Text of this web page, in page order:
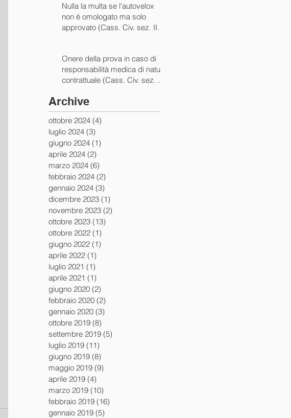
Nulla la multa se l'autovelox
non è omologato ma solo
approvato (Cass. Civ. sez. II
Onere della prova in caso di
responsabilità medica di natura
contrattuale (Cass. Civ. sez. III
Archive
ottobre 2024 (4)
luglio 2024 (3)
giugno 2024 (1)
aprile 2024 (2)
marzo 2024 (6)
febbraio 2024 (2)
gennaio 2024 (3)
dicembre 2023 (1)
novembre 2023 (2)
ottobre 2023 (13)
ottobre 2022 (1)
giugno 2022 (1)
aprile 2022 (1)
luglio 2021 (1)
aprile 2021 (1)
giugno 2020 (2)
febbraio 2020 (2)
gennaio 2020 (3)
ottobre 2019 (8)
settembre 2019 (5)
luglio 2019 (11)
giugno 2019 (8)
maggio 2019 (9)
aprile 2019 (4)
marzo 2019 (10)
febbraio 2019 (16)
gennaio 2019 (5)